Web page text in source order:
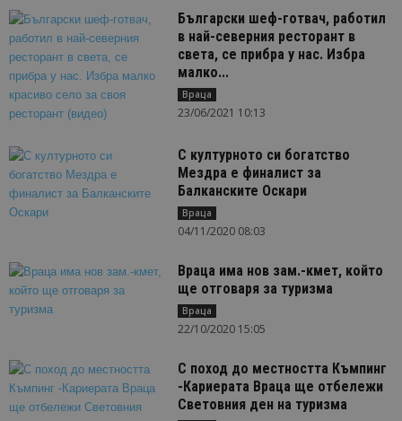
Български шеф-готвач, работил
в най-северния ресторант в
света, се прибра у нас. Избра
малко...
Враца
23/06/2021 10:13
С културното си богатство
Мездра е финалист за
Балканските Оскари
Враца
04/11/2020 08:03
Враца има нов зам.-кмет, който
ще отговаря за туризма
Враца
22/10/2020 15:05
С поход до местността Къмпинг
-Кариерата Враца ще отбележи
Световния ден на туризма